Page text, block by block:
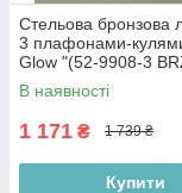
Стельова бронзова
3 плафонами-
Glow "(52-9908-3
В наявності
1 171 ₴ 1 739 ₴
Купити